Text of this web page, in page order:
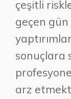
çeşitli
geçen
sonuçlara
arz